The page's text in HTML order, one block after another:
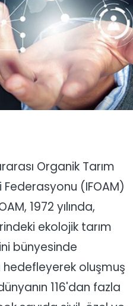
Organik Tarım
Federasyonu (IFOAM)
1972 yılında,
ekolojik tarım
bünyesinde
oluşmuş
116'dan fazla